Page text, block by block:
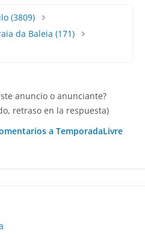
(3809)
da Baleia (171)
anuncio o anunciante?
retraso en la respuesta)
a TemporadaLivre